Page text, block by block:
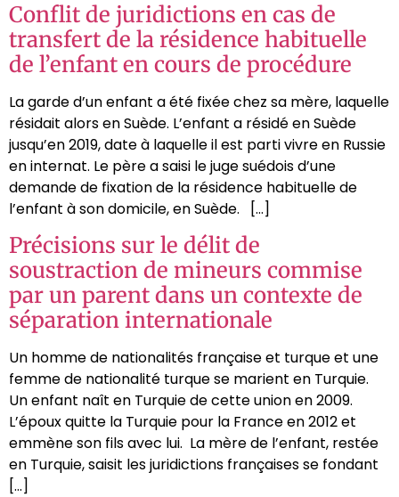
Conflit de juridictions en cas de
transfert de la résidence habituelle
de l’enfant en cours de procédure
La garde d’un enfant a été fixée chez sa mère, laquelle
résidait alors en Suède. L’enfant a résidé en Suède
jusqu’en 2019, date à laquelle il est parti vivre en Russie
en internat. Le père a saisi le juge suédois d’une
demande de fixation de la résidence habituelle de
l’enfant à son domicile, en Suède. […]
Précisions sur le délit de
soustraction de mineurs commise
par un parent dans un contexte de
séparation internationale
Un homme de nationalités française et turque et une
femme de nationalité turque se marient en Turquie.
Un enfant naît en Turquie de cette union en 2009.
L’époux quitte la Turquie pour la France en 2012 et
emmène son fils avec lui. La mère de l’enfant, restée
en Turquie, saisit les juridictions françaises se fondant
[…]